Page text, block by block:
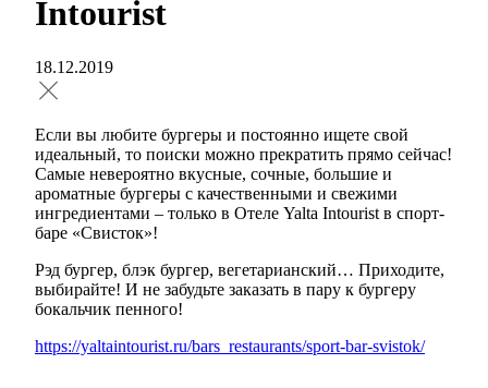
Intourist
18.12.2019
Если вы любите бургеры и постоянно ищете свой
идеальный, то поиски можно прекратить прямо сейчас!
Самые невероятно вкусные, сочные, большие и
ароматные бургеры с качественными и свежими
ингредиентами – только в Отеле Yalta Intourist в спорт-
баре «Свисток»!
Рэд бургер, блэк бургер, вегетарианский… Приходите,
выбирайте! И не забудьте заказать в пару к бургеру
бокальчик пенного!
https://yaltaintourist.ru/bars_restaurants/sport-bar-svistok/